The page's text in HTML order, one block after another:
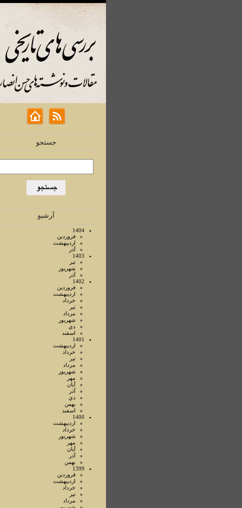
جستجو
آرشیو
1404
فروردين
ارديبهشت
آذر
1403
تير
شهريور
آذر
1402
فروردين
ارديبهشت
خرداد
تير
مرداد
شهريور
دي
اسفند
1401
ارديبهشت
خرداد
تير
مرداد
شهريور
مهر
آبان
آذر
دي
بهمن
اسفند
1400
ارديبهشت
خرداد
شهريور
مهر
آبان
آذر
بهمن
1399
فروردين
ارديبهشت
خرداد
تير
مرداد